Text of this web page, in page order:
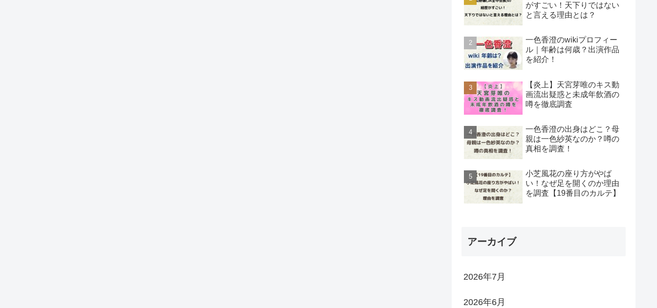
がすごい！天下りではない
と言える理由とは？
一色香澄のwikiプロフィー
ル｜年齢は何歳？出演作品
を紹介！
【炎上】天宮芽唯のキス動
画流出疑惑と未成年飲酒の
噂を徹底調査
一色香澄の出身はどこ？母
親は一色紗英なのか？噂の
真相を調査！
小芝風花の座り方がやば
い！なぜ足を開くのか理由
を調査【19番目のカルテ】
アーカイブ
2026年7月
2026年6月